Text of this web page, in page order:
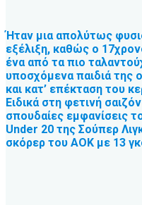
Ήταν μια απολύτως
εξέλιξη, καθώς ο
ένα από τα πιο
υποσχόμενα παιδιά
και κατ’ επέκταση του
Ειδικά στη φετινή
σπουδαίες εμφανίσεις
Under 20 της Σούπερ
σκόρερ του ΑΟΚ με 13